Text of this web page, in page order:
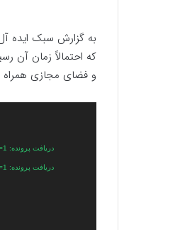
که احتمالاً زمان آن
و فضای مجازی
دریافت پرونده: https://traffic.mediaffic.ir/p/https/traffic.mediaffic.ir/p/https/sabkeideal.com/wp-content/uploads/2025/11/105908_900.mp4?_=1
دریافت پرونده: https://traffic.mediaffic.ir/p/https/traffic.mediaffic.ir/p/https/sabkeideal.com/wp-content/uploads/2025/11/105908_900.mp4?_=1